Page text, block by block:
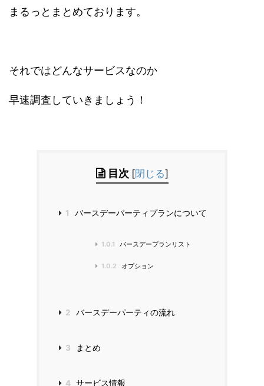
まるっとまとめております。
それではどんなサービスなのか
早速調査していきましょう！
目次 [閉じる]
1 バースデーパーティプランについて
1.0.1 バースデープランリスト
1.0.2 オプション
2 バースデーパーティの流れ
3 まとめ
4 サービス情報